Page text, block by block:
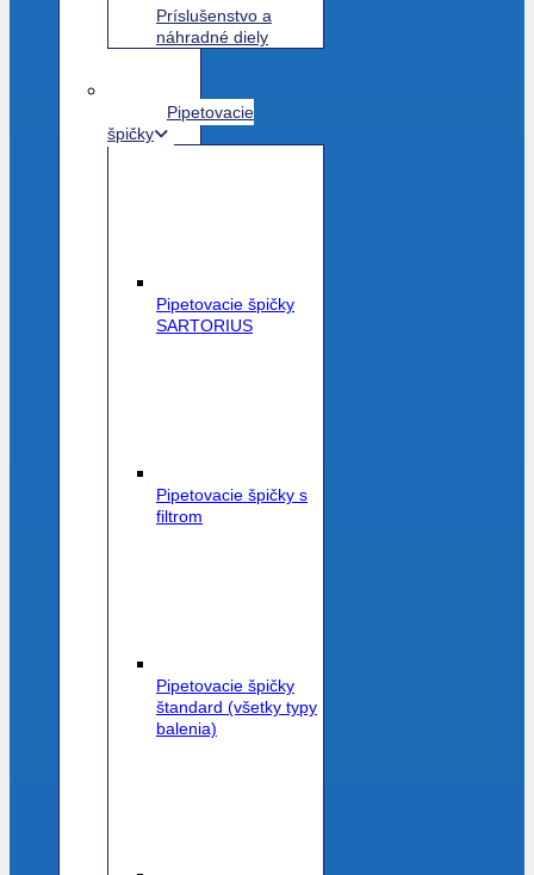
Príslušenstvo a
náhradné diely
Pipetovacie
špičky
Pipetovacie špičky
SARTORIUS
Pipetovacie špičky s
filtrom
Pipetovacie špičky
štandard (všetky typy
balenia)